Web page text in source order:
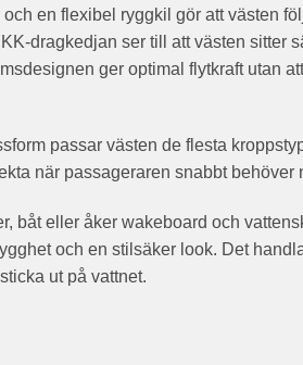
en flexibel ryggkil gör att västen
dragkedjan ser till att västen sitter
ger optimal flytkraft utan
passar västen de flesta
när passageraren snabbt behöver
båt eller åker wakeboard och
och en stilsäker look. Det
ut på vattnet.